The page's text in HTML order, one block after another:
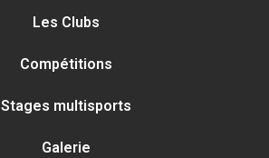
Les Clubs
Compétitions
Stages multisports
Galerie